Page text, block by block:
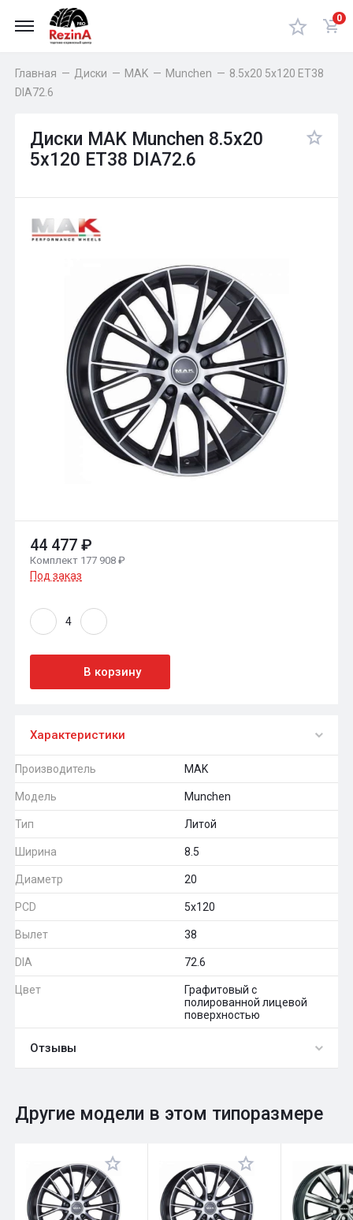
0
Главная — Диски — MAK — Munchen — 8.5x20 5x120 ET38
DIA72.6
Диски MAK Munchen 8.5x20
5x120 ET38 DIA72.6
44 477 ₽
Комплект 177 908 ₽
Под заказ
В корзину
Характеристики
Производитель MAK
Модель Munchen
Тип Литой
Ширина 8.5
Диаметр 20
PCD 5x120
Вылет 38
DIA 72.6
Цвет
Графитовый с
полированной лицевой
поверхностью
Отзывы
Оставить отзыв
Общий рейтинг 0
Другие модели в этом типоразмере